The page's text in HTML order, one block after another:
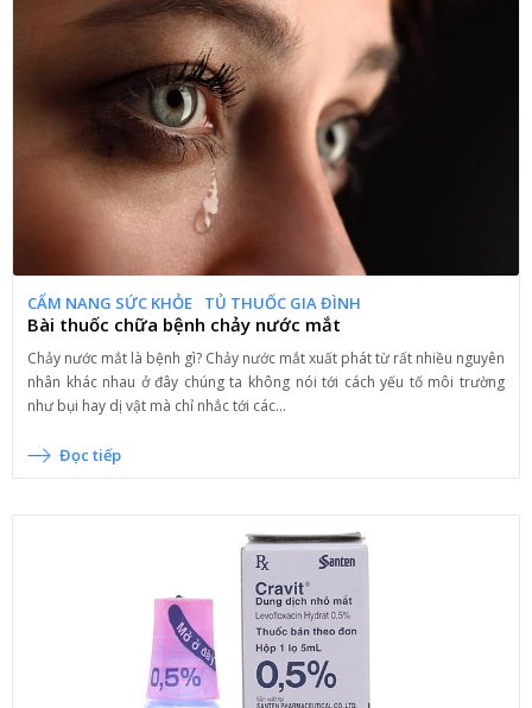
CẨM NANG SỨC KHỎE TỦ THUỐC GIA ĐÌNH
Bài thuốc chữa bệnh chảy nước mắt
Chảy nước mắt là bệnh gì? Chảy nước mắt xuất phát từ rất nhiều nguyên
nhân khác nhau ở đây chúng ta không nói tới cách yếu tố môi trường
như bụi hay dị vật mà chỉ nhắc tới các...
Đọc tiếp